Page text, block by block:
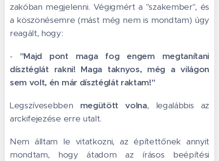
zakóban megjelenni. Végigmért a "szakember", és
a köszönésemre (mást még nem is mondtam) úgy
reagált, hogy:
- "Majd pont maga fog engem megtanítani
dísztéglát rakni! Maga taknyos, még a világon
sem volt, én már dísztéglát raktam!"
Legszívesebben megütött volna, legalábbis az
arckifejezése erre utalt.
Nem álltam le vitatkozni, az építettőnek annyit
mondtam, hogy átadom az írásos beépítési